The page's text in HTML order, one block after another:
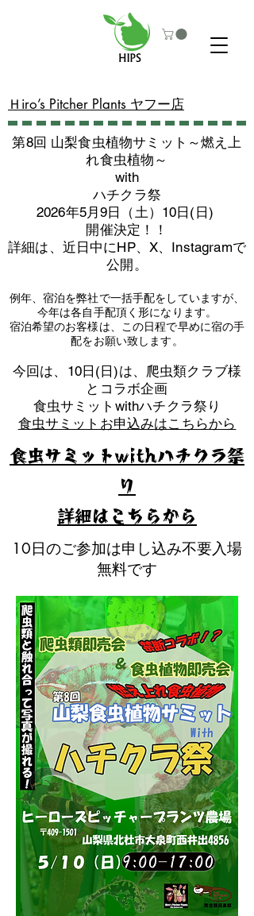
​Ｈiro’s Pitcher Plants ヤフー店
第8回 山梨食虫植物サミット～燃え上
れ食虫植物～
with
​ハチクラ祭
2026年5月9日（土）10日(日)
​開催決定！！
詳細は、近日中にHP、X、Instagramで
公開。
例年、宿泊を弊社で一括手配をしていますが、
今年は各自手配頂く形になります。
​宿泊希望のお客様は、この日程で早めに宿の手
配をお願い致します。
​今回は、10日(日)は、爬虫類クラブ様
とコラボ企画
​食虫サミットwithハチクラ祭り
食虫サミットお申込みはこちらから
10日のご参加は申し込み不要入場
無料です
食虫サミットwithハチクラ祭
り
​詳細はこちらから